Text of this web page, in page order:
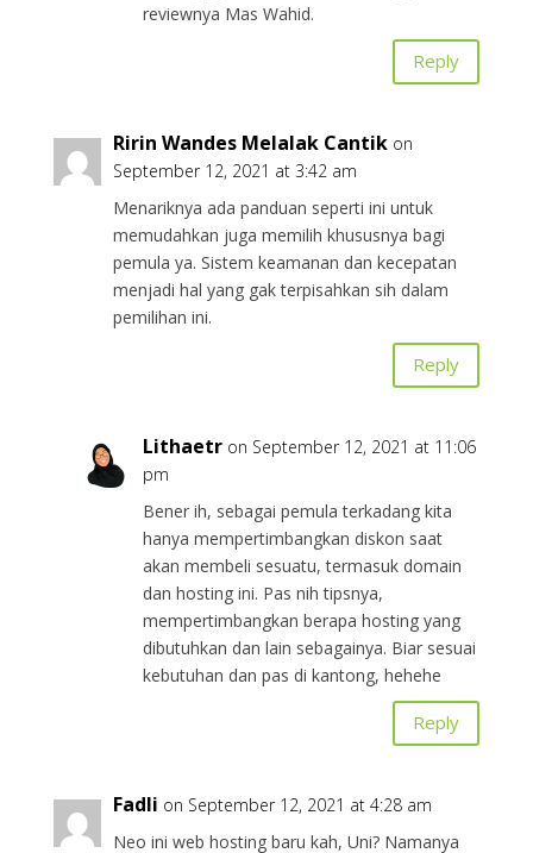
reviewnya Mas Wahid.
Reply
Ririn Wandes Melalak Cantik on
September 12, 2021 at 3:42 am
Menariknya ada panduan seperti ini untuk
memudahkan juga memilih khususnya bagi
pemula ya. Sistem keamanan dan kecepatan
menjadi hal yang gak terpisahkan sih dalam
pemilihan ini.
Reply
Lithaetr on September 12, 2021 at 11:06
pm
Bener ih, sebagai pemula terkadang kita
hanya mempertimbangkan diskon saat
akan membeli sesuatu, termasuk domain
dan hosting ini. Pas nih tipsnya,
mempertimbangkan berapa hosting yang
dibutuhkan dan lain sebagainya. Biar sesuai
kebutuhan dan pas di kantong, hehehe
Reply
Fadli on September 12, 2021 at 4:28 am
Neo ini web hosting baru kah, Uni? Namanya